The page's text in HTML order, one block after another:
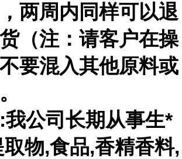
两周内同样可以退
（注：请客户在操
要混入其他原料或
公司长期从事生*
物,食品,香精香料,